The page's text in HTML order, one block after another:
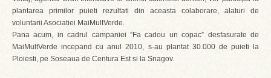
plantarea primilor puieti rezultati din aceasta colaborare, alaturi de
voluntarii Asociatiei MaiMultVerde.
Pana acum, in cadrul campaniei ”Fa cadou un copac” desfasurate de
MaiMultVerde incepand cu anul 2010, s-au plantat 30.000 de puieti la
Ploiesti, pe Soseaua de Centura Est si la Snagov.